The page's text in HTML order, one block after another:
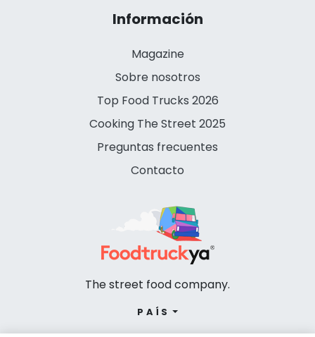
Información
Magazine
Sobre nosotros
Top Food Trucks 2026
Cooking The Street 2025
Preguntas frecuentes
Contacto
The street food company.
PAÍS